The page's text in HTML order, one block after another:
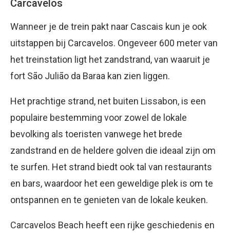
Carcavelos
Wanneer je de trein pakt naar Cascais kun je ook
uitstappen bij Carcavelos. Ongeveer 600 meter van
het treinstation ligt het zandstrand, van waaruit je
fort São Julião da Baraa kan zien liggen.
Het prachtige strand, net buiten Lissabon, is een
populaire bestemming voor zowel de lokale
bevolking als toeristen vanwege het brede
zandstrand en de heldere golven die ideaal zijn om
te surfen. Het strand biedt ook tal van restaurants
en bars, waardoor het een geweldige plek is om te
ontspannen en te genieten van de lokale keuken.
Carcavelos Beach heeft een rijke geschiedenis en